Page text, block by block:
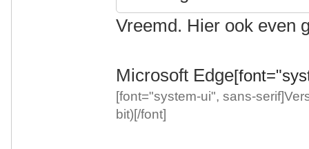
Vreemd. Hier ook even
Microsoft Edge
[font="system-ui", sans-
bit)[/font]